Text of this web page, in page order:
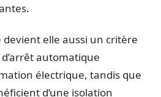
devient elle aussi un critère
automatique
électrique, tandis que
d’une isolation